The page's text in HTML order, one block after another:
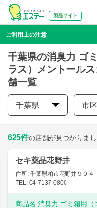
製品サイト
ご利用上の注意
千葉県の消臭力 ゴ
ラス）メントール
舗一覧
千葉県 市
625件の店舗が見つかりまし
セキ薬品花野井
住所: 千葉県柏市花野井９０４
TEL: 04-7137-0800
商品名:消臭力 ゴミ箱用（